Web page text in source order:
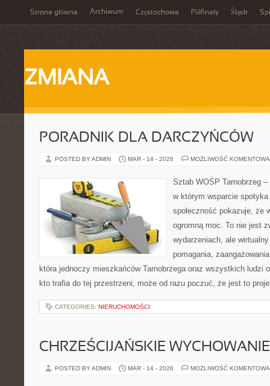
Strona główna Archiwum Częstochowa Półfinały Śląsk
ZMIANA
PORADNIK DLA DARCZYŃCÓW
POSTED BY ADMIN MAR - 14 - 2026 MOŻLIWOŚĆ
Sztab WOŚP Tarnobrzeg
w którym wsparcie
społeczność pokazuje, że
ogromną moc. To nie jest
wydarzeniach, ale
pomagania,
która jednoczy mieszkańców Tarnobrzega oraz wszystkich ludzi
kto trafia do tej przestrzeni, może od razu poczuć, że jest to
CATEGORIES: NIERUCHOMOŚCI
CHRZEŚCIJAŃSKIE
POSTED BY ADMIN MAR - 14 - 2026 MOŻLIWOŚĆ